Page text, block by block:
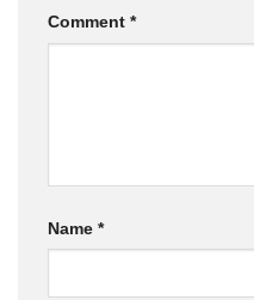
Comment *
Name *